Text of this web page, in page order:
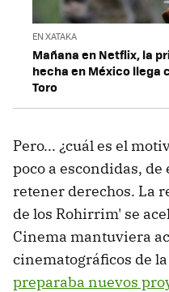
EN XATAKA
Mañana en Netflix, la
hecha en México llega
Toro
Pero... ¿cuál es el
poco a escondidas, de
retener derechos. La
de los Rohirrim' se
Cinema mantuviera
cinematográficos de
preparaba nuevos